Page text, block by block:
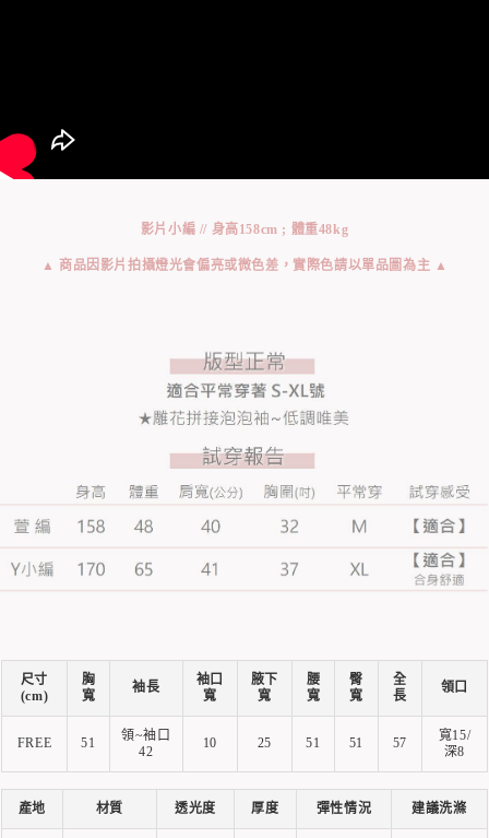
影片小編 // 身高158cm ; 體重48kg
▲ 商品因影片拍攝燈光會偏亮或微色差，實際色請以單品圖為主 ▲
尺寸
(cm)
胸
寬
袖長
袖口
寬
腋下
寬
腰
寬
臀
寬
全
長
領口
FREE 51
領~袖口
42
10 25 51 51 57
寬15/
深8
產地 材質 透光度 厚度 彈性情況 建議洗滌